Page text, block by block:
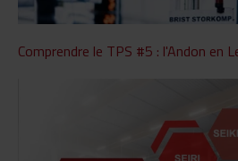
Comprendre le TPS #5 : l'Andon en